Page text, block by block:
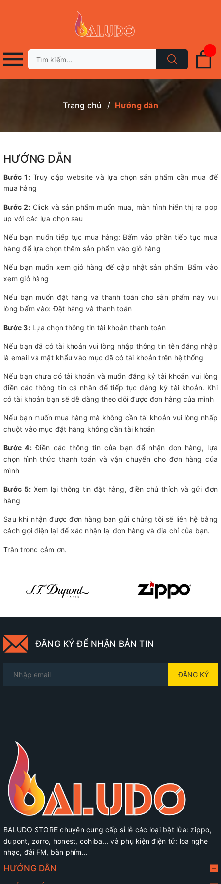
Trang chủ / Hướng dẫn
HƯỚNG DẪN
Bước 1:Truy cập website và lựa chọn sản phẩm cần mua để
mua hàng
Bước 2: Click và sản phẩm muốn mua, màn hình hiển thị ra pop
up với các lựa chọn sau
Nếu bạn muốn tiếp tục mua hàng: Bấm vào phần tiếp tục mua
hàng để lựa chọn thêm sản phẩm vào giỏ hàng
Nếu bạn muốn xem giỏ hàng để cập nhật sản phẩm: Bấm vào
xem giỏ hàng
Nếu bạn muốn đặt hàng và thanh toán cho sản phẩm này vui
lòng bấm vào: Đặt hàng và thanh toán
Bước 3:Lựa chọn thông tin tài khoản thanh toán
Nếu bạn đã có tài khoản vui lòng nhập thông tin tên đăng nhập
là email và mật khẩu vào mục đã có tài khoản trên hệ thống
Nếu bạn chưa có tài khoản và muốn đăng ký tài khoản vui lòng
điền các thông tin cá nhân để tiếp tục đăng ký tài khoản. Khi
có tài khoản bạn sẽ dễ dàng theo dõi được đơn hàng của mình
Nếu bạn muốn mua hàng mà không cần tài khoản vui lòng nhấp
chuột vào mục đặt hàng không cần tài khoản
Bước 4:Điền các thông tin của bạn để nhận đơn hàng, lựa
chọn hình thức thanh toán và vận chuyển cho đơn hàng của
mình
Bước 5: Xem lại thông tin đặt hàng, điền chú thích và gửi đơn
hàng
Sau khi nhận được đơn hàng bạn gửi chúng tôi sẽ liên hệ bằng
cách gọi điện lại để xác nhận lại đơn hàng và địa chỉ của bạn.
Trân trọng cảm ơn.
ĐĂNG KÝ ĐỂ NHẬN BẢN TIN
ĐĂNG KÝ
BALUDO STORE chuyên cung cấp sỉ lẻ các loại bật lửa: zippo,
dupont, zorro, honest, cohiba... và phụ kiện điện tử: loa nghe
nhạc, đài FM, bàn phím...
HƯỚNG DẪN